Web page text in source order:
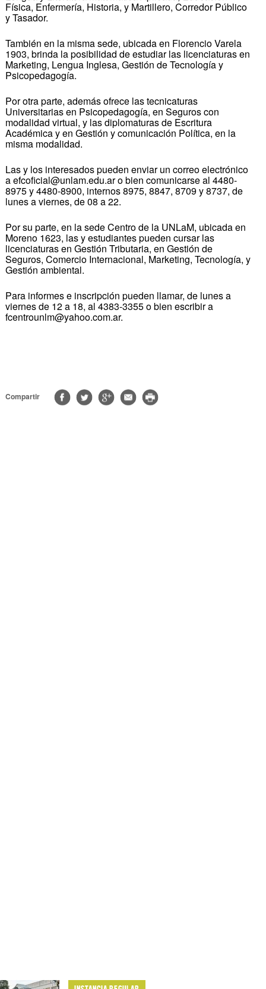
Física, Enfermería, Historia, y Martillero, Corredor Público
y Tasador.
También en la misma sede, ubicada en Florencio Varela
1903, brinda la posibilidad de estudiar las licenciaturas en
Marketing, Lengua Inglesa, Gestión de Tecnología y
Psicopedagogía.
Por otra parte, además ofrece las tecnicaturas
Universitarias en Psicopedagogía, en Seguros con
modalidad virtual, y las diplomaturas de Escritura
Académica y en Gestión y comunicación Política, en la
misma modalidad.
Las y los interesados pueden enviar un correo electrónico
a efcoficial@unlam.edu.ar o bien comunicarse al 4480-
8975 y 4480-8900, internos 8975, 8847, 8709 y 8737, de
lunes a viernes, de 08 a 22.
Por su parte, en la sede Centro de la UNLaM, ubicada en
Moreno 1623, las y estudiantes pueden cursar las
licenciaturas en Gestión Tributaria, en Gestión de
Seguros, Comercio Internacional, Marketing, Tecnología, y
Gestión ambiental.
Para informes e inscripción pueden llamar, de lunes a
viernes de 12 a 18, al 4383-3355 o bien escribir a
fcentrounlm@yahoo.com.ar.
Compartir